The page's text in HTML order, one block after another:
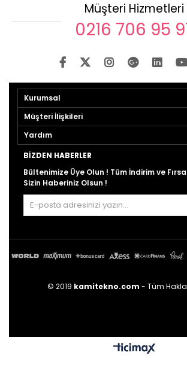
Müşteri Hizmetleri
0216 706 95
Kurumsal
Müşteri İlişkileri
Yardım
BIZDEN HABERLER
Bültenimize Üye Olun ! Tüm İndirim ve
Sizin Haberiniz Olsun !
© 2019 kamitekno.com - Tüm